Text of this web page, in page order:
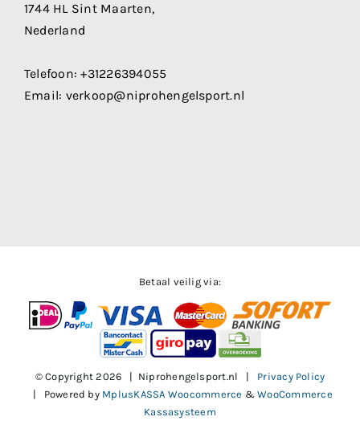
1744 HL Sint Maarten,
Nederland
Telefoon:+31226394055
Email: verkoop@niprohengelsport.nl
Betaal veilig via:
© Copyright2026 | Niprohengelsport.nl | Privacy Policy
| Powered by MplusKASSA Woocommerce &WooCommerce
Kassasysteem